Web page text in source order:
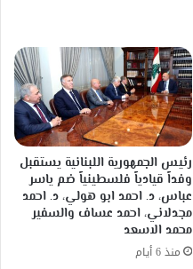
رئيس الجمهورية اللبنانية يستقبل
وفداً قيادياً فلسطينياً ضم ياسر
عباس، د. احمد ابو هولي، د. احمد
مجدلاني، احمد عساف والسفير
محمد الاسعد
منذ 6 أيام